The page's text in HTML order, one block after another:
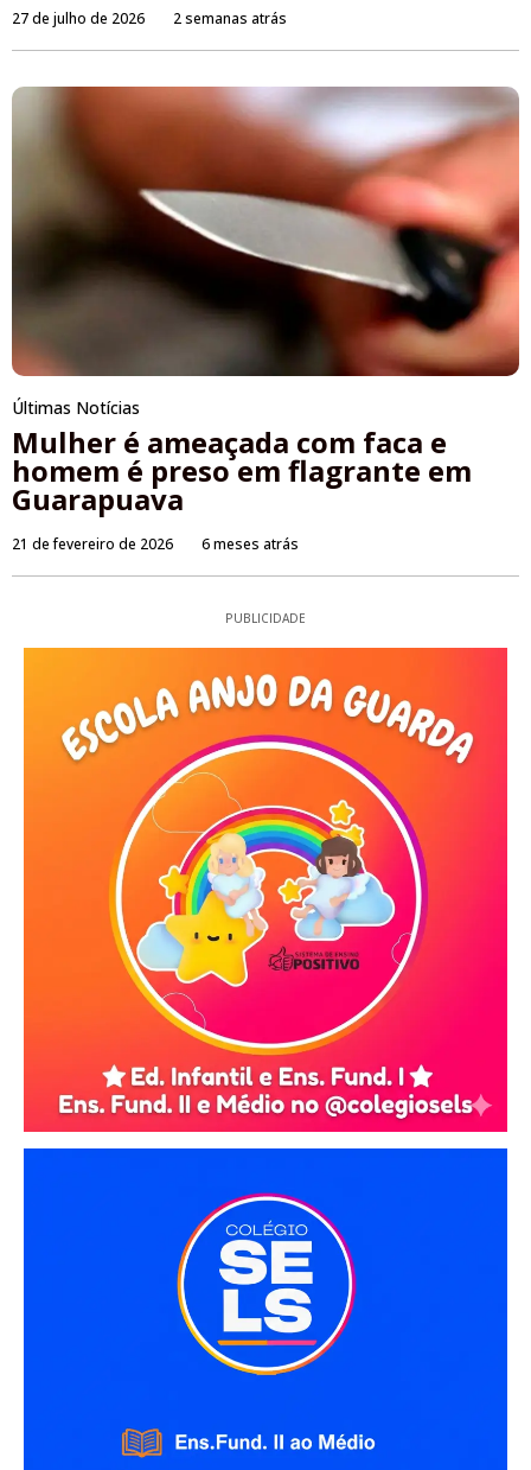
27 de julho de 2026 2 semanas atrás
Últimas Notícias
Mulher é ameaçada com faca e
homem é preso em flagrante em
Guarapuava
21 de fevereiro de 2026 6 meses atrás
PUBLICIDADE